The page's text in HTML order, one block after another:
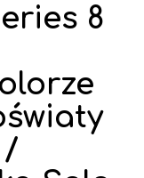
8
/